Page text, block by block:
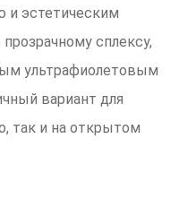
и эстетическим
сплексу,
ультрафиолетовым
вариант для
так и на открытом